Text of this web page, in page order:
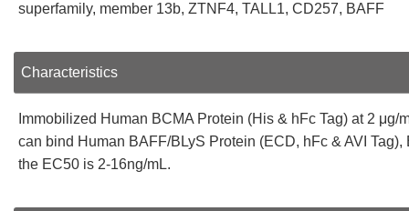
superfamily, member 13b, ZTNF4, TALL1, CD257, BAFF
Characteristics
Immobilized Human BCMA Protein (His & hFc Tag) at 2 μg/
can bind Human BAFF/BLyS Protein (ECD, hFc & AVI Tag),
the EC50 is 2-16ng/mL.